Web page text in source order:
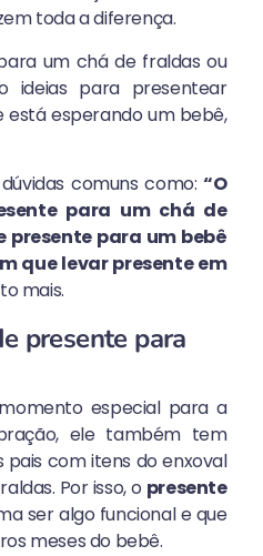
toda a diferença.
um chá de fraldas ou
ideias para presentear
está esperando um bebê,
comuns como:“O
para um chá de
presente para um bebê
que levar presente em
mais.
presente para
especial para a
ele também tem
com itens do enxoval
Por isso, o presente
ser algo funcional e que
meses do bebê.